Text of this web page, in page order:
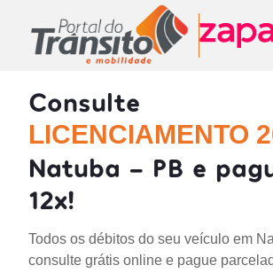
Consulte
LICENCIAMENTO
Natuba - PB e
12x!
Todos os débitos do seu veículo em
consulte grátis online e pague